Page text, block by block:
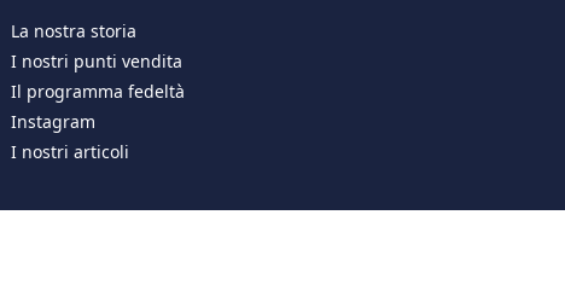
La nostra storia
I nostri punti vendita
Il programma fedeltà
Instagram
I nostri articoli